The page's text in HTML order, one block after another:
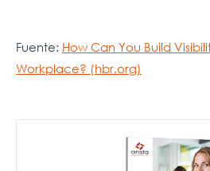
Fuente: How Can You Build
Workplace? (hbr.org)